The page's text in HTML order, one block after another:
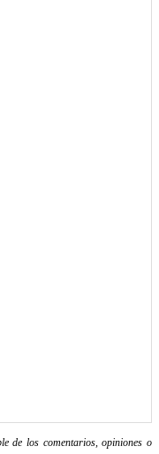
de los comentarios, opiniones o